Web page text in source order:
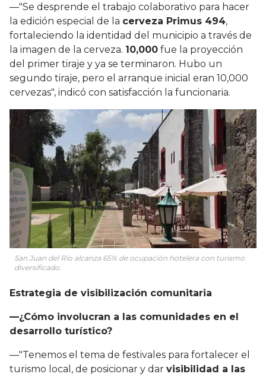
—"Se desprende el trabajo colaborativo para hacer
la edición especial de la cerveza Primus 494,
fortaleciendo la identidad del municipio a través de
la imagen de la cerveza. 10,000 fue la proyección
del primer tiraje y ya se terminaron. Hubo un
segundo tiraje, pero el arranque inicial eran 10,000
cervezas", indicó con satisfacción la funcionaria.
San Juan del Río alcanza 65% de ocupación hotelera con turismo
diversificado.
Estrategia de visibilización comunitaria
—¿Cómo involucran a las comunidades en el
desarrollo turístico?
—"Tenemos el tema de festivales para fortalecer el
turismo local, de posicionar y dar visibilidad a las